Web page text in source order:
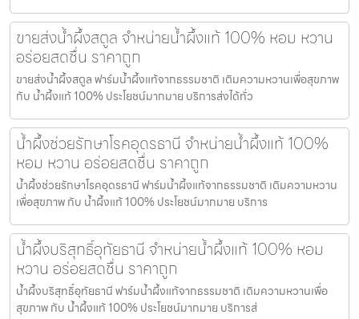
ขายส่งน้ำผึ้งสตูล จำหน่ายน้ำผึ้งแท้ 100% หอม หวาน
อร่อยสดชื่น ราคาถูก
ขายส่งน้ำผึ้งสตูล ฟาร์มน้ำผึ้งแท้จากธรรมชาติ เติมความหวานเพื่อสุขภาพ
กับ น้ำผึ้งแท้ 100% ประโยชน์มากมาย บริการส่งได้ทั่ว
น้ำผึ้งช่วยรักษาโรคอุดรธานี จำหน่ายน้ำผึ้งแท้ 100%
หอม หวาน อร่อยสดชื่น ราคาถูก
น้ำผึ้งช่วยรักษาโรคอุดรธานี ฟาร์มน้ำผึ้งแท้จากธรรมชาติ เติมความหวาน
เพื่อสุขภาพ กับ น้ำผึ้งแท้ 100% ประโยชน์มากมาย บริการ
น้ำผึ้งบริสุทธิ์อุทัยธานี จำหน่ายน้ำผึ้งแท้ 100% หอม
หวาน อร่อยสดชื่น ราคาถูก
น้ำผึ้งบริสุทธิ์อุทัยธานี ฟาร์มน้ำผึ้งแท้จากธรรมชาติ เติมความหวานเพื่อ
สุขภาพ กับ น้ำผึ้งแท้ 100% ประโยชน์มากมาย บริการส่